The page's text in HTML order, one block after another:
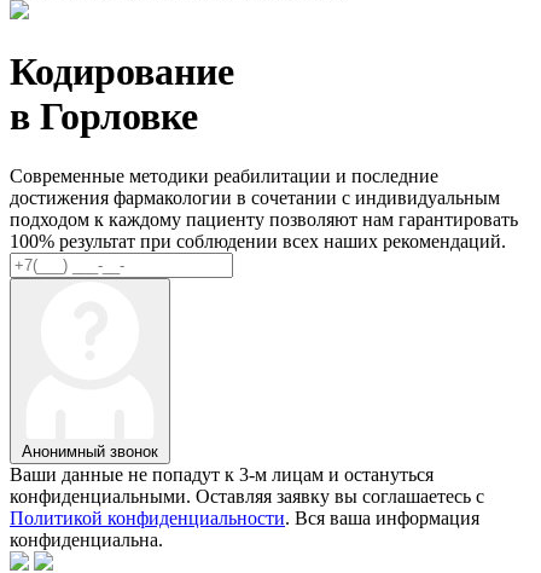
Кодирование
в Горловке
Современные методики реабилитации и последние
достижения фармакологии в сочетании с индивидуальным
подходом к каждому пациенту позволяют нам гарантировать
100% результат при соблюдении всех наших рекомендаций.
Анонимный звонок
Ваши данные не попадут к 3-м лицам и остануться
конфиденциальными. Оставляя заявку вы соглашаетесь с
Политикой конфиденциальности. Вся ваша информация
конфиденциальна.